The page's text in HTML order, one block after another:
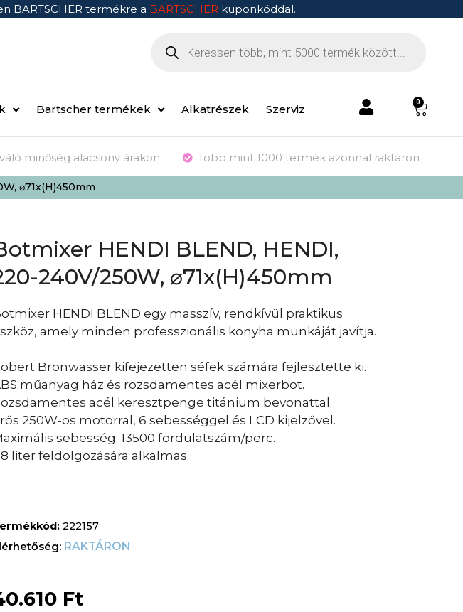
BARTSCHER termékre a BARTSCHER kuponkóddal.
Bartscher termékek Alkatrészek Szerviz
0
minőség alacsony árakon Több mint 1000 termék azonnal raktáron
⌀71x(H)450mm
HENDI BLEND, HENDI,
240V/250W, ⌀71x(H)450mm
HENDI BLEND egy masszív, rendkívül praktikus
amely minden professzionális konyha munkáját javítja.
Bronwasser kifejezetten séfek számára fejlesztette ki.
műanyag ház és rozsdamentes acél mixerbot.
acél keresztpenge titánium bevonattal.
250W-os motorral, 6 sebességgel és LCD kijelzővel.
sebesség: 13500 fordulatszám/perc.
8 liter feldolgozására alkalmas.
222157
RAKTÁRON
Ft